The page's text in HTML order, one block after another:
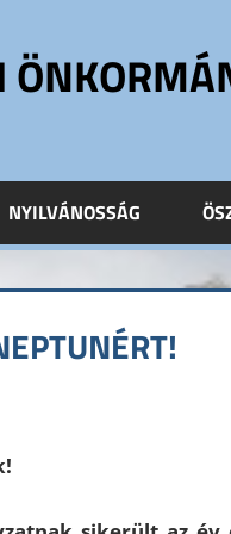
NYILVÁNOSSÁG